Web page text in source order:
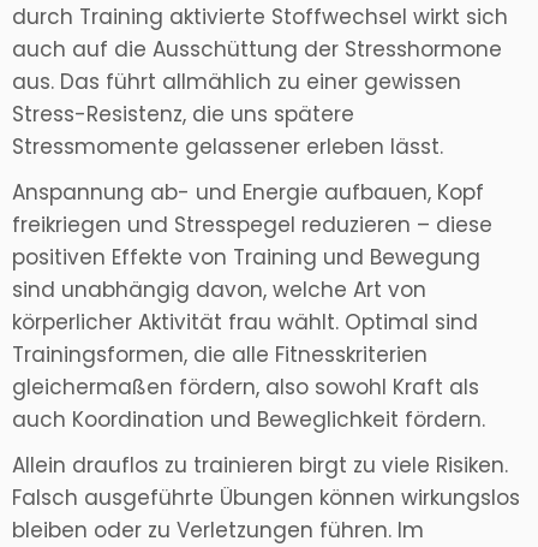
durch Training aktivierte Stoffwechsel wirkt sich
auch auf die Ausschüttung der Stresshormone
aus. Das führt allmählich zu einer gewissen
Stress-Resistenz, die uns spätere
Stressmomente gelassener erleben lässt.
Anspannung ab- und Energie aufbauen, Kopf
freikriegen und Stresspegel reduzieren – diese
positiven Effekte von Training und Bewegung
sind unabhängig davon, welche Art von
körperlicher Aktivität frau wählt. Optimal sind
Trainingsformen, die alle Fitnesskriterien
gleichermaßen fördern, also sowohl Kraft als
auch Koordination und Beweglichkeit fördern.
Allein drauflos zu trainieren birgt zu viele Risiken.
Falsch ausgeführte Übungen können wirkungslos
bleiben oder zu Verletzungen führen. Im